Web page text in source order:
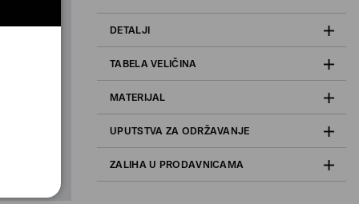
DETALJI
TABELA VELIČINA
MATERIJAL
UPUTSTVA ZA ODRŽAVANJE
ZALIHA U PRODAVNICAMA